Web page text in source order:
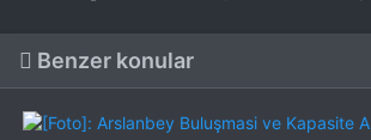
Benzer konular